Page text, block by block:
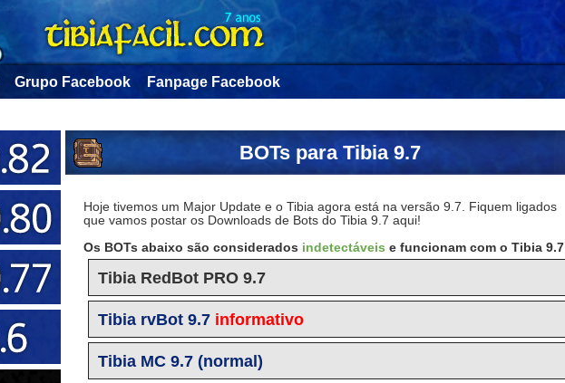
Grupo Facebook Fanpage Facebook
BOTs para Tibia 9.7
Hoje tivemos um Major Update e o Tibia agora está na versão 9.7. Fiquem ligados
que vamos postar os Downloads de Bots do Tibia 9.7 aqui!
Os BOTs abaixo são considerados indetectáveis e funcionam com o Tibia 9.7
Tibia RedBot PRO 9.7
Tibia rvBot 9.7 informativo
Tibia MC 9.7 (normal)